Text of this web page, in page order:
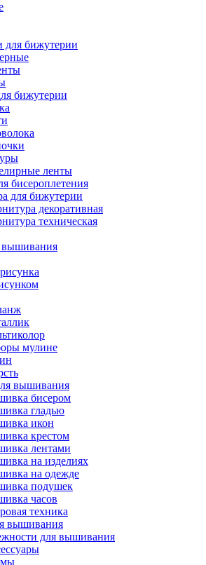
для бижутерии
бижутерии
ленты
бисероплетения
для бижутерии
декоративная
техническая
мулине
вышивания
бисером
гладью
икон
крестом
лентами
на изделиях
на одежде
подушек
часов
техника
вышивания
для вышивания